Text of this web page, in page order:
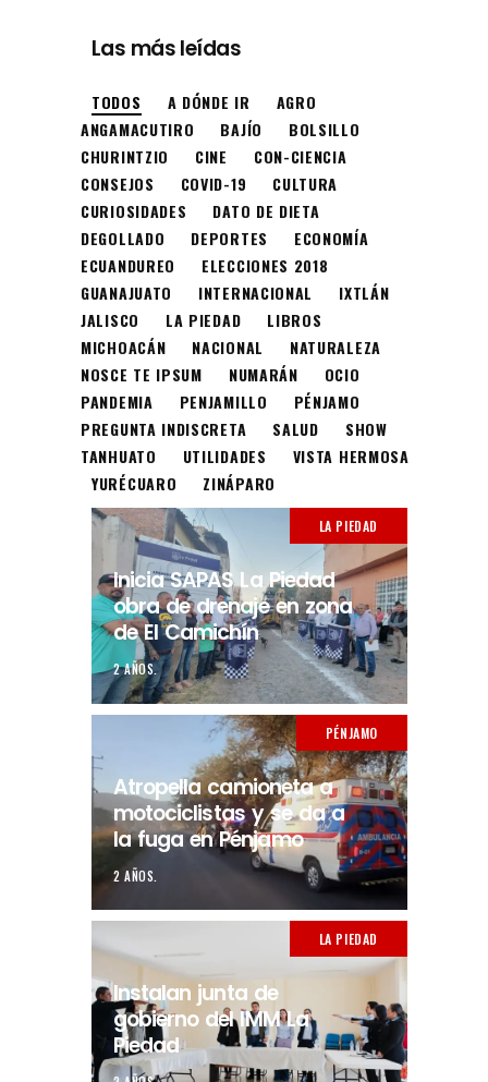
Las más leídas
TODOS A DÓNDE IR
AGRO
ANGAMACUTIRO
BAJÍO
BOLSILLO
CHURINTZIO
CINE
CON-CIENCIA
CONSEJOS
COVID-19
CULTURA
CURIOSIDADES
DATO DE DIETA
DEGOLLADO
DEPORTES
ECONOMÍA
ECUANDUREO
ELECCIONES 2018
GUANAJUATO
INTERNACIONAL
IXTLÁN
JALISCO
LA PIEDAD
LIBROS
MICHOACÁN
NACIONAL
NATURALEZA
NOSCE TE IPSUM
NUMARÁN
OCIO
PANDEMIA
PENJAMILLO
PÉNJAMO
PREGUNTA INDISCRETA
SALUD
SHOW
TANHUATO
UTILIDADES
VISTA HERMOSA
YURÉCUARO
ZINÁPARO
LA PIEDAD
Inicia SAPAS La Piedad
obra de drenaje en zona
de El Camichín
2 AÑOS.
PÉNJAMO
Atropella camioneta a
motociclistas y se da a
la fuga en Pénjamo
2 AÑOS.
LA PIEDAD
Instalan junta de
gobierno del IMM La
Piedad